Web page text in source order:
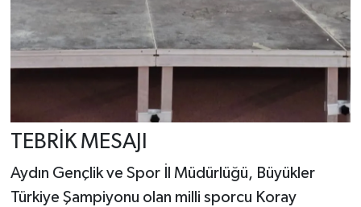
TEBRİK MESAJI
Aydın Gençlik ve Spor İl Müdürlüğü, Büyükler
Türkiye Şampiyonu olan milli sporcu Koray